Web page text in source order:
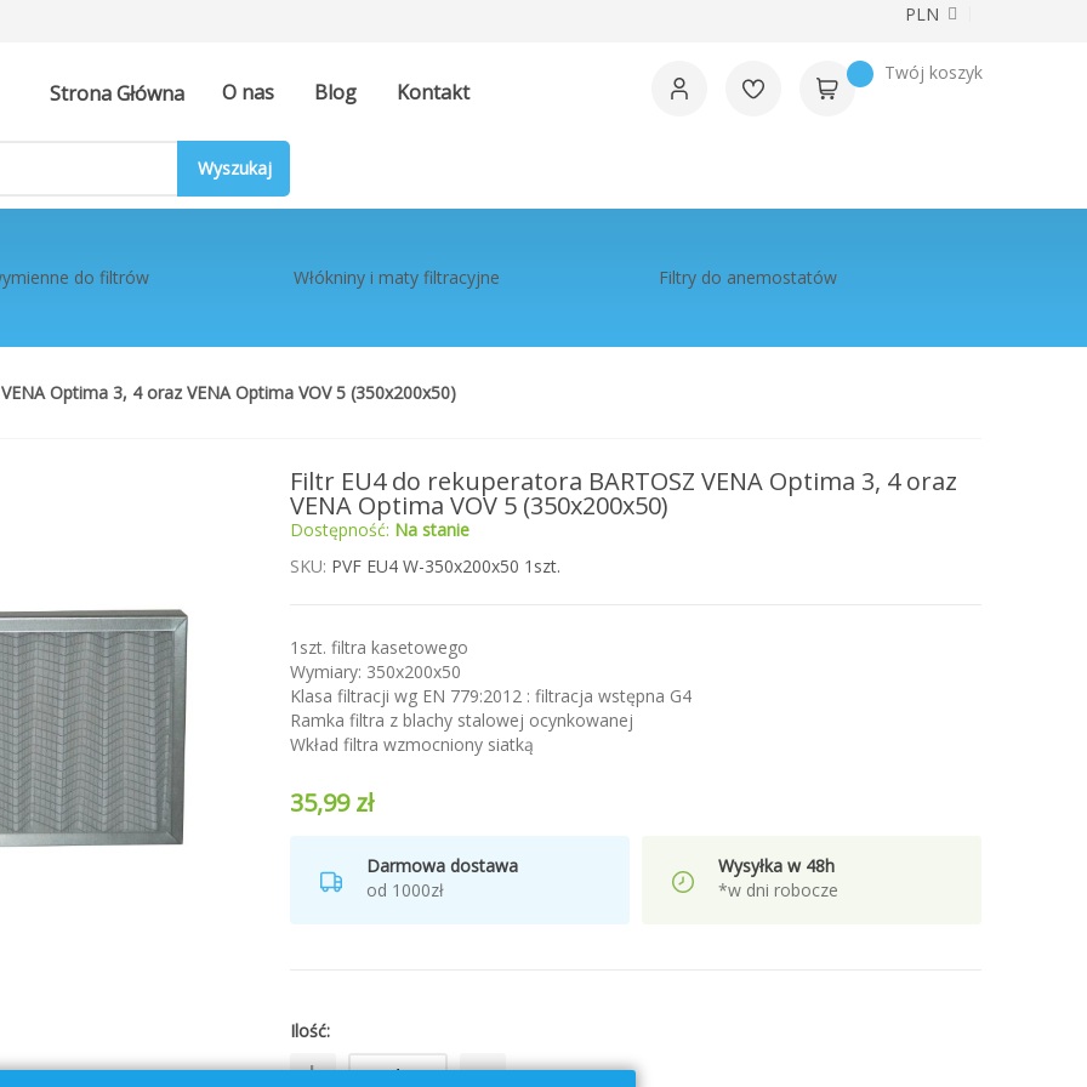
Waluta
PLN
Strona Główna O nas Blog Kontakt
Twój koszyk
do filtrów Włókniny i maty filtracyjne Filtry do anemostatów
Optima 3, 4 oraz VENA Optima VOV 5 (350x200x50)
Filtr EU4 do rekuperatora BARTOSZ VENA Optima 3, 4 oraz
VENA Optima VOV 5 (350x200x50)
Dostępność: Na stanie
SKU PVF EU4 W-350x200x50 1szt.
1szt. filtra kasetowego
Wymiary: 350x200x50
Klasa filtracji wg EN 779:2012 : filtracja wstępna G4
Ramka filtra z blachy stalowej ocynkowanej
Wkład filtra wzmocniony siatką
35,99 zł
Darmowa dostawa
od 1000zł
Wysyłka w 48h
*w dni robocze
Ilość